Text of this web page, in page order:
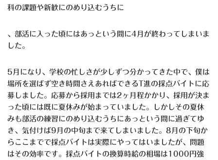
科の課題や新歓にのめり込むうちに
、部活に入った頃にはあっという間に4月が終わってしまいま
した。
5月になり、学校の忙しさが少しずつ分かってきた中で、僕は
場所を選ばず空き時間さえあればできるT進の採点バイトに応
募しました。応募から採用までは2ヶ月程かかり、採用が決ま
った頃には既に夏休みが始まっていました。しかしその夏休
みも部活の練習にのめり込むうちにあっという間に過ぎてゆ
き、気付けば9月の中旬まで来てしまいました。8月の下旬か
らここまでで採点バイトは実際にやってはいましたが、問題
はその効率です。採点バイトの換算時給の相場は1000円強